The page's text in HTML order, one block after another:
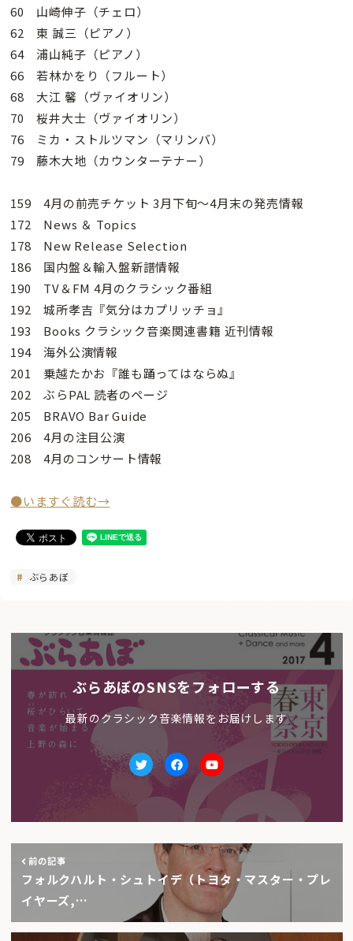
60 山崎伸子（チェロ）
62 東 誠三（ピアノ）
64 浦山純子（ピアノ）
66 若林かをり（フルート）
68 大江 馨（ヴァイオリン）
70 桜井大士（ヴァイオリン）
76 ミカ・ストルツマン（マリンバ）
79 藤木大地（カウンターテナー）
159 4月の前売チケット 3月下旬〜4月末の発売情報
172 News ＆ Topics
178 New Release Selection
186 国内盤＆輸入盤新譜情報
190 TV＆FM 4月のクラシック番組
192 城所孝吉『気分はカプリッチョ』
193 Books クラシック音楽関連書籍 近刊情報
194 海外公演情報
201 乗越たかお『誰も踊ってはならぬ』
202 ぶらPAL 読者のページ
205 BRAVO Bar Guide
206 4月の注目公演
208 4月のコンサート情報
●いますぐ読む→
ぶらあぼ
ぶらあぼのSNSをフォローする
最新のクラシック音楽情報をお届けします
TwitterfacebookYoutube
前の記事
フォルクハルト・シュトイデ（トヨタ・マスター・プレ
イヤーズ,…